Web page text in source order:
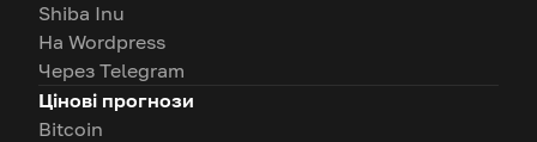
Shiba Inu
На Wordpress
Через Telegram
Цінові прогнози
Bitcoin